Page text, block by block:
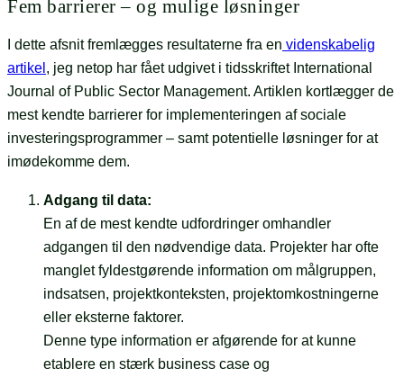
Fem barrierer – og mulige løsninger
I dette afsnit fremlægges resultaterne fra en videnskabelig
artikel, jeg netop har fået udgivet i tidsskriftet International
Journal of Public Sector Management. Artiklen kortlægger de
mest kendte barrierer for implementeringen af sociale
investeringsprogrammer – samt potentielle løsninger for at
imødekomme dem.
Adgang til data:
En af de mest kendte udfordringer omhandler
adgangen til den nødvendige data. Projekter har ofte
manglet fyldestgørende information om målgruppen,
indsatsen, projektkonteksten, projektomkostningerne
eller eksterne faktorer.
Denne type information er afgørende for at kunne
etablere en stærk business case og